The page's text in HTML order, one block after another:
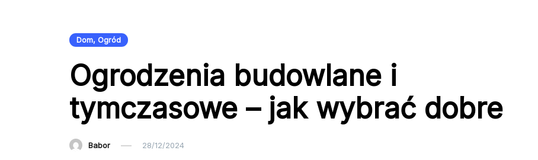
Dom, Ogród
Ogrodzenia budowlane i
tymczasowe – jak wybrać dobre
Babor 28/12/2024